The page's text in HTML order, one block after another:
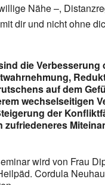
Nähe –,
dir und nicht ohne
die Verbesserung
auf dem
wechselseitigen
der
zufriedeneres
wird von Frau
Cordula